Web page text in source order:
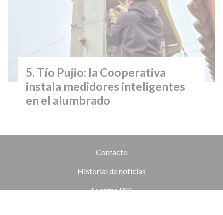
Tío Pujio: la Cooperativa
instala medidores inteligentes
en el alumbrado
Contacto
Historial de noticias
Fuentes RSS